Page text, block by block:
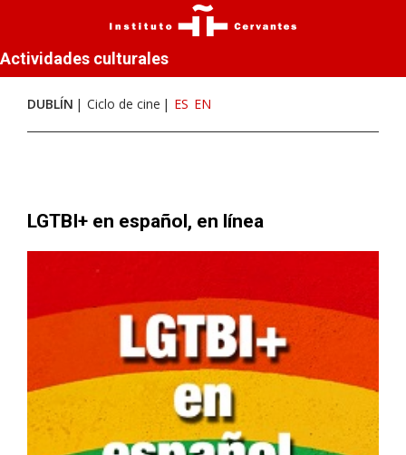
Actividades culturales
DUBLÍN Ciclo de cine ES EN
LGTBI+ en español, en línea